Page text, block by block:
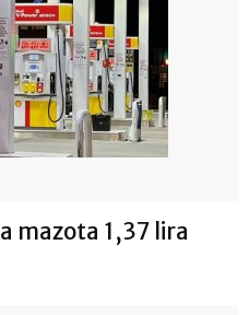
mazota 1,37 lira